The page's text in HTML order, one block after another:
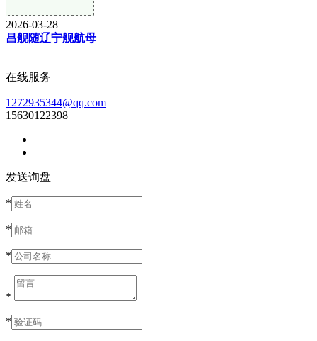
2026-03-28
昌舰随辽宁舰航母
在线服务
1272935344@qq.com
15630122398
发送询盘
*
*
*
*
*